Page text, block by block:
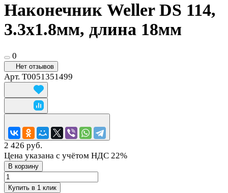
Наконечник Weller DS 114,
3.3х1.8мм, длина 18мм
0
Нет отзывов
Арт. T0051351499
2 426 руб.
Цена указана с учётом НДС 22%
В корзину
Купить в 1 клик